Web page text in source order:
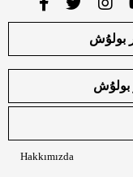
بولۇش
بولۇش
Hakkımızda